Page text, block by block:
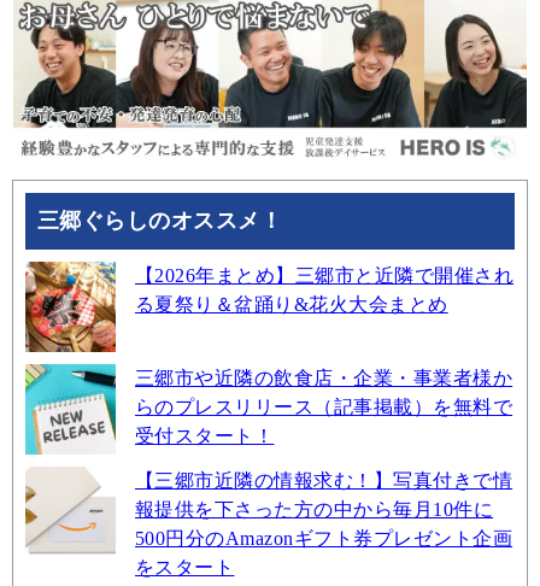
三郷ぐらしのオススメ！
【2026年まとめ】三郷市と近隣で開催され
る夏祭り＆盆踊り&花火大会まとめ
三郷市や近隣の飲食店・企業・事業者様か
らのプレスリリース（記事掲載）を無料で
受付スタート！
【三郷市近隣の情報求む！】写真付きで情
報提供を下さった方の中から毎月10件に
500円分のAmazonギフト券プレゼント企画
をスタート